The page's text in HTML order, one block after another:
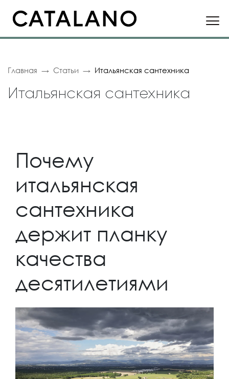
Главная Статьи Итальянская сантехника
Итальянская сантехника
Почему
итальянская
сантехника
держит планку
качества
десятилетиями